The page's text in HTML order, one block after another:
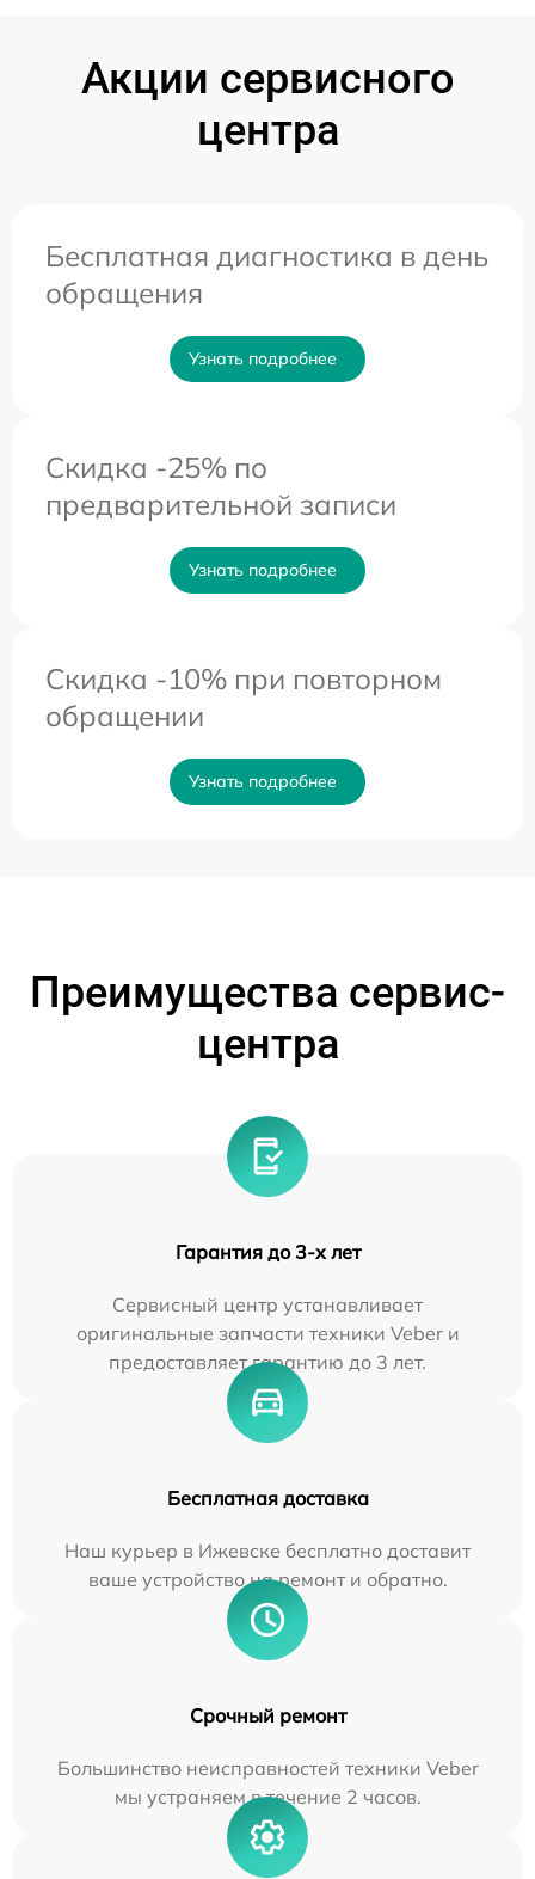
Акции сервисного
центра
Бесплатная диагностика в день
обращения
Узнать подробнее
Скидка -25% по
предварительной записи
Узнать подробнее
Скидка -10% при повторном
обращении
Узнать подробнее
Преимущества сервис-
центра
Гарантия до 3-х лет
Сервисный центр устанавливает
оригинальные запчасти техники Veber и
предоставляет гарантию до 3 лет.
Бесплатная доставка
Наш курьер в Ижевске бесплатно доставит
ваше устройство на ремонт и обратно.
Срочный ремонт
Большинство неисправностей техники Veber
мы устраняем в течение 2 часов.